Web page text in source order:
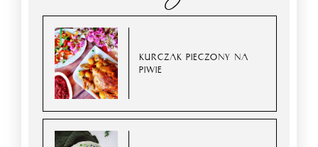
KURCZAK PIECZONY NA
PIWIE